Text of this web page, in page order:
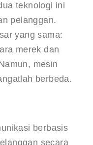
teknologi ini
pelanggan.
yang sama:
merek dan
mesin
berbeda.
berbasis
secara